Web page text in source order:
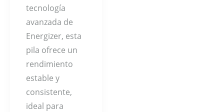
tecnología
avanzada de
Energizer, esta
pila ofrece un
rendimiento
estable y
consistente,
ideal para